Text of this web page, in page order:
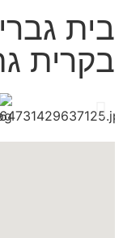
בית
בקרית